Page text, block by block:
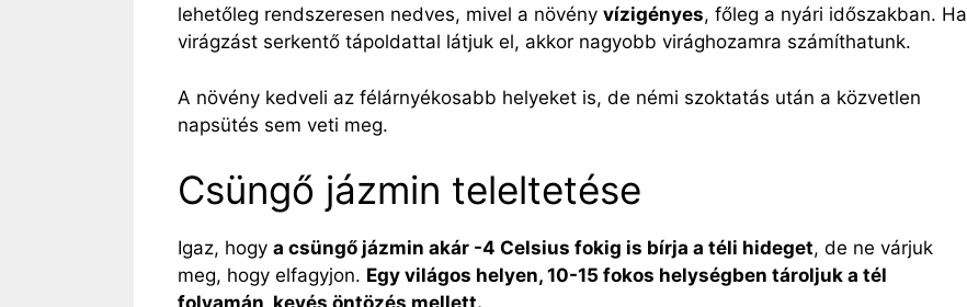
lehetőleg rendszeresen nedves, mivel a növény vízigényes, főleg a nyári időszakban. Ha
virágzást serkentő tápoldattal látjuk el, akkor nagyobb virághozamra számíthatunk.
A növény kedveli az félárnyékosabb helyeket is, de némi szoktatás után a közvetlen
napsütés sem veti meg.
Csüngő jázmin teleltetése
Igaz, hogy a csüngő jázmin akár -4 Celsius fokig is bírja a téli hideget, de ne várjuk
meg, hogy elfagyjon. Egy világos helyen, 10-15 fokos helységben tároljuk a tél